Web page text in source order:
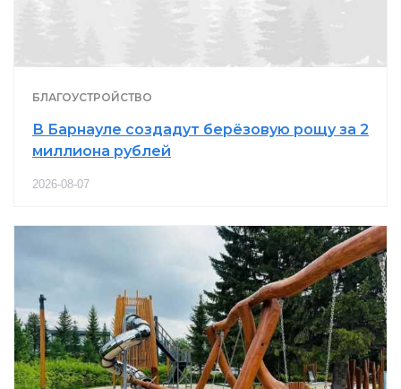
БЛАГОУСТРОЙСТВО
В Барнауле создадут берёзовую рощу за 2
миллиона рублей
2026-08-07